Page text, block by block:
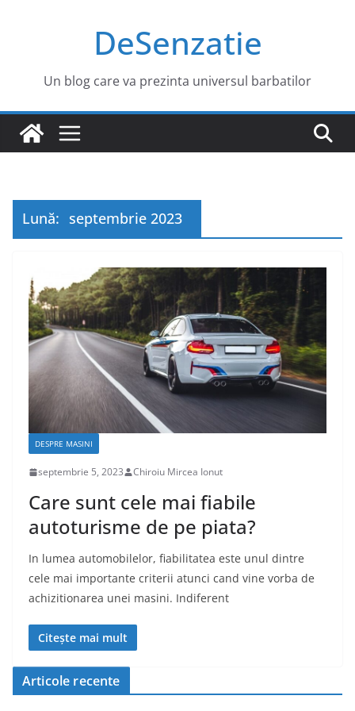
DeSenzatie
Un blog care va prezinta universul barbatilor
Lună: septembrie 2023
DESPRE MASINI
septembrie 5, 2023 Chiroiu Mircea Ionut
Care sunt cele mai fiabile
autoturisme de pe piata?
In lumea automobilelor, fiabilitatea este unul dintre
cele mai importante criterii atunci cand vine vorba de
achizitionarea unei masini. Indiferent
Citește mai mult
Articole recente